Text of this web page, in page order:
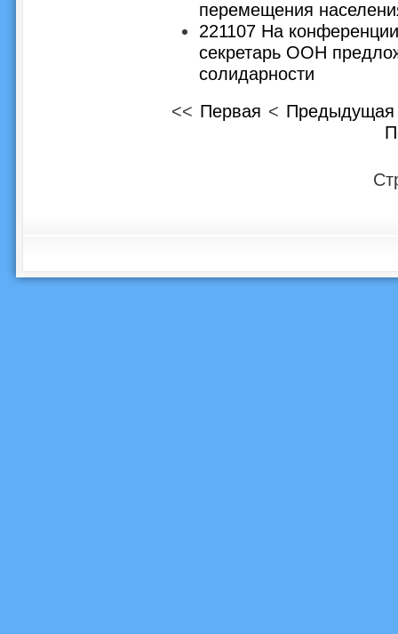
перемещения
221107 На
секретарь ООН
солидарности
<< Первая < Предыдущая